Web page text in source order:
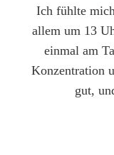
Ich fühlte
allem um 13
einmal am
Konzentration
gut,